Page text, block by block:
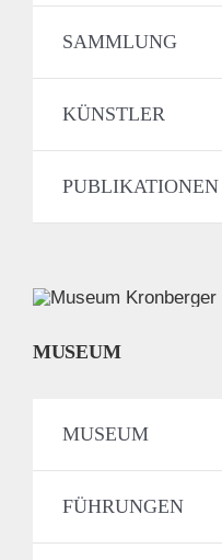
SAMMLUNG
KÜNSTLER
PUBLIKATIONEN
MUSEUM
MUSEUM
FÜHRUNGEN